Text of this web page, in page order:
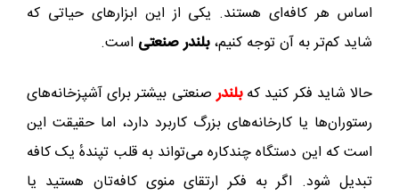
اساس هر کافه‌ای هستند. یکی از این ابزارهای حیاتی که
شاید کم‌تر به آن توجه کنیم،بلندر صنعتی است.
حالا شاید فکر کنید کهبلندرصنعتی بیشتر برای آشپزخانه‌های
رستوران‌ها یا کارخانه‌های بزرگ کاربرد دارد، اما حقیقت این
است که این دستگاه چندکاره می‌تواند به قلب تپندهٔ یک کافه
تبدیل شود. اگر به فکر ارتقای منوی کافه‌تان هستید یا